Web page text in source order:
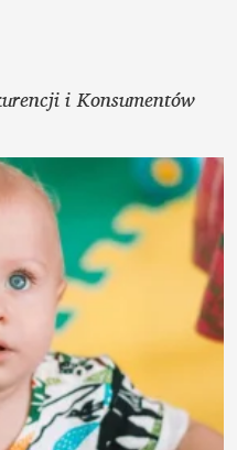
i Konsumentów